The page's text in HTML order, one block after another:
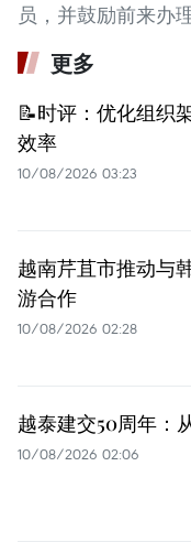
员，并鼓励前来办
更多
📝时评：优化组织
效率
10/08/2026 03:23
越南芹苴市推动与
游合作
10/08/2026 02:28
越泰建交50周年：
10/08/2026 02:06